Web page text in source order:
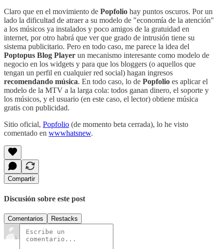
Claro que en el movimiento de Popfolio hay puntos oscuros. Por un
lado la dificultad de atraer a su modelo de "economía de la atención"
a los músicos ya instalados y poco amigos de la gratuidad en
internet, por otro habrá que ver que grado de intrusión tiene su
sistema publicitario. Pero en todo caso, me parece la idea del
Poptopus Blog Player un mecanismo interesante como modelo de
negocio en los widgets y para que los bloggers (o aquellos que
tengan un perfil en cualquier red social) hagan ingresos
recomendando música. En todo caso, lo de Popfolio es aplicar el
modelo de la MTV a la larga cola: todos ganan dinero, el soporte y
los músicos, y el usuario (en este caso, el lector) obtiene música
gratis con publicidad.
Sitio oficial, Popfolio (de momento beta cerrada), lo he visto
comentado en wwwhatsnew.
Compartir
Discusión sobre este post
Comentarios Restacks